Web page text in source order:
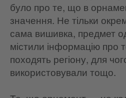
було про те, що в
значення. Не тільки
сама вишивка, предмет
містили інформацію про
походять регіону, для
використовували тощо.